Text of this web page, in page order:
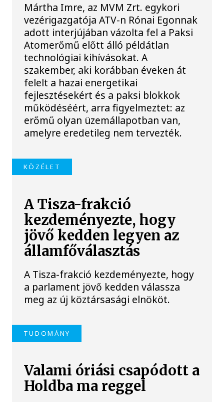
Mártha Imre, az MVM Zrt. egykori
vezérigazgatója ATV-n Rónai Egonnak
adott interjújában vázolta fel a Paksi
Atomerőmű előtt álló példátlan
technológiai kihívásokat. A
szakember, aki korábban éveken át
felelt a hazai energetikai
fejlesztésekért és a paksi blokkok
működéséért, arra figyelmeztet: az
erőmű olyan üzemállapotban van,
amelyre eredetileg nem tervezték.
KÖZÉLET
A Tisza-frakció
kezdeményezte, hogy
jövő kedden legyen az
államfőválasztás
A Tisza-frakció kezdeményezte, hogy
a parlament jövő kedden válassza
meg az új köztársasági elnököt.
TUDOMÁNY
Valami óriási csapódott a
Holdba ma reggel